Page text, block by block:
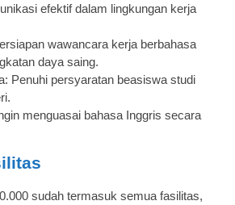
efektif dalam lingkungan kerja
wawancara kerja berbahasa
daya saing.
Penuhi persyaratan beasiswa studi
menguasai bahasa Inggris secara
sudah termasuk semua fasilitas,